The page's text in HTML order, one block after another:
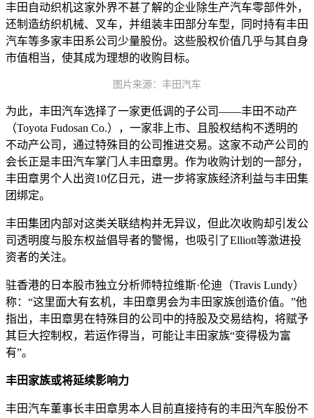
丰田自动织机这家外界不甚了解的企业除生产汽车零部件外，
还制造纺织机械、叉车，并组装丰田部分车型，同时持有丰田
汽车等多家丰田系公司少量股份。这些股权价值几乎与其自身
市值相当，使其成为理想的收购目标。
图片来源：丰田汽车
为此，丰田汽车选择了一家更低调的子公司——丰田不动产
（Toyota Fudosan Co.），一家非上市、且股权结构不透明的
不动产公司，通过特殊目的公司推进交易。这家不动产公司的
会长正是丰田汽车掌门人丰田章男。作为收购计划的一部分，
丰田章男个人出资10亿日元，进一步将家族经济利益与丰田集
团绑定。
丰田集团内部对这类关联结构并无异议，但此次收购却引发公
司透明度与股东权益倡导者的警惕，也吸引了Elliott等激进投
资者的关注。
驻香港的日本股市独立分析师特拉维斯·伦迪（Travis Lundy）
称：“这里面大有玄机，丰田章男会为丰田家族创造价值。”他
指出，丰田章男在特殊目的公司中的持股及交易结构，将赋予
其巨大控制权，若运作得当，可能让丰田家族“变得极为富
有”。
丰田家族或将延续影响力
丰田汽车董事长丰田章男本人目前直接持有的丰田汽车股份不